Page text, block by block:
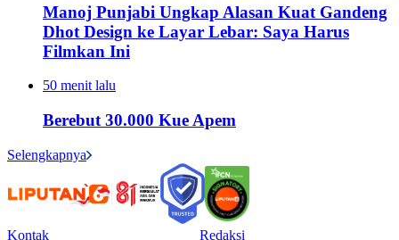
Manoj Punjabi Ungkap Alasan Kuat Gandeng
Dhot Design ke Layar Lebar: Saya Harus
Filmkan Ini
50 menit lalu
Berebut 30.000 Kue Apem
Selengkapnya
Kontak Redaksi